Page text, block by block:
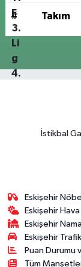
# Takım
İstikbal
Eskişehir
Eskişehir
Eskişehir
Eskişehir
Puan Durumu
Tüm